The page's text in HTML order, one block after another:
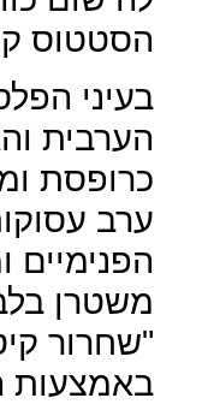
הסטטוס
בעיני
הערבית
כרופסת
ערב
הפנימיים
משטרן
"שחרור
באמצעות